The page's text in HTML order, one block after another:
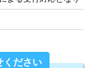
ください